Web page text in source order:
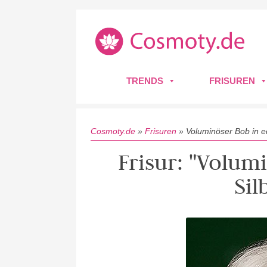
TRENDS FRISUREN
Cosmoty.de » Frisuren » Voluminöser Bob in
Frisur: